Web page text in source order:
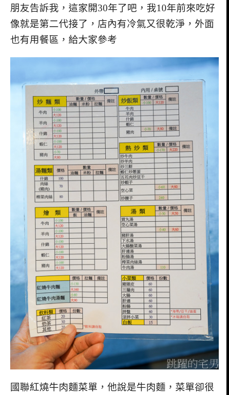
朋友告訴我，這家開30年了吧，我10年前來吃好
像就是第二代接了，店內有冷氣又很乾淨，外面
也有用餐區，給大家參考
國聯紅燒牛肉麵菜單，他說是牛肉麵，菜單卻很